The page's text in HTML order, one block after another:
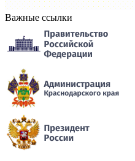
Важные ссылки